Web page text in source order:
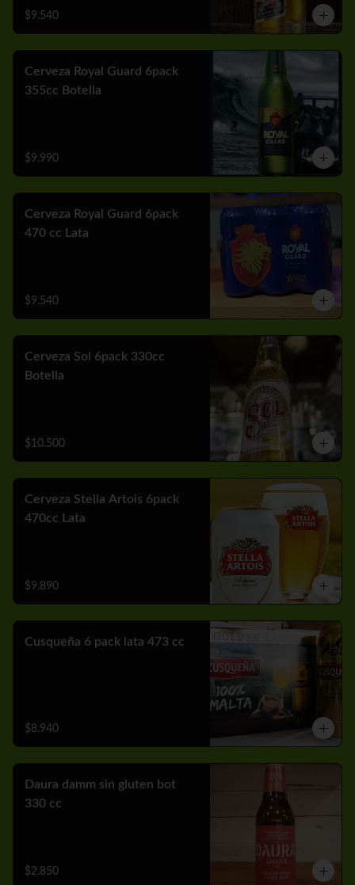
$9.540
Cerveza Royal Guard 6pack
355cc Botella
$9.990
Cerveza Royal Guard 6pack
470 cc Lata
$9.540
Cerveza Sol 6pack 330cc
Botella
$10.500
Cerveza Stella Artois 6pack
470cc Lata
$9.890
Cusqueña 6 pack lata 473 cc
$8.940
Daura damm sin gluten bot
330 cc
$2.850